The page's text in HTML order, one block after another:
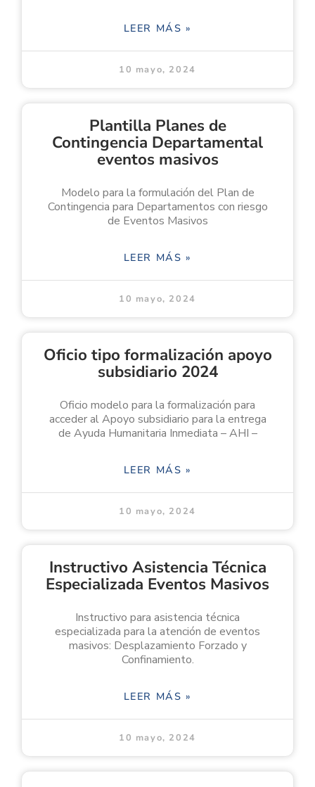
LEER MÁS »
10 mayo, 2024
Plantilla Planes de
Contingencia Departamental
eventos masivos
Modelo para la formulación del Plan de
Contingencia para Departamentos con riesgo
de Eventos Masivos
LEER MÁS »
10 mayo, 2024
Oficio tipo formalización apoyo
subsidiario 2024
Oficio modelo para la formalización para
acceder al Apoyo subsidiario para la entrega
de Ayuda Humanitaria Inmediata – AHI –
LEER MÁS »
10 mayo, 2024
Instructivo Asistencia Técnica
Especializada Eventos Masivos
Instructivo para asistencia técnica
especializada para la atención de eventos
masivos: Desplazamiento Forzado y
Confinamiento.
LEER MÁS »
10 mayo, 2024